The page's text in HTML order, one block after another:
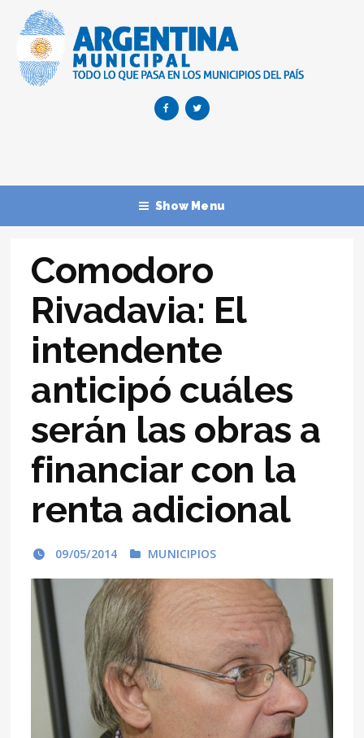
Show Menu
Comodoro
Rivadavia: El
intendente
anticipó cuáles
serán las obras a
financiar con la
renta adicional
09/05/2014 MUNICIPIOS